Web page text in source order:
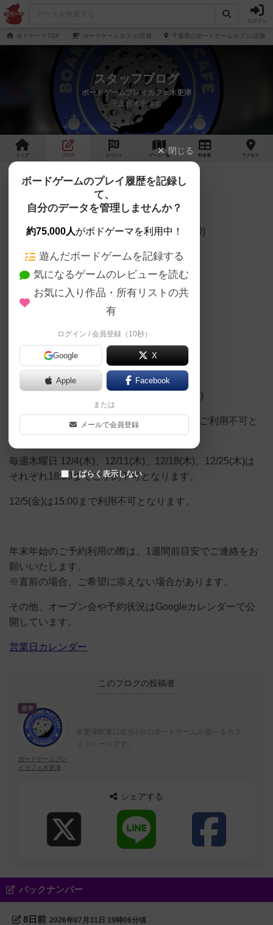
ログイン
ボドゲーマTOP ボードゲームカフェ/店舗 千葉県のボードゲームカフェ/店舗
スタッフブログ
ボードゲームプレイカフェ木更津
千葉県木更津市
トップ ブログ イベント ゲーム一覧 料金 表 アクセス
2025年12月の営業日
2025年12月の営業日のご連絡です。
通常営業日(13:00～22:00,Last in ～20:00)
12/5(金) 15:00～ ,12/6(土)
12/12(金),1/13(土)
12/26(金),12/27(土)
休業日
12/1(月),12/8(月),12/9(火),12/10(水),12/14(日)
12/20(土),12/21(日)は貸し切りのためその他ご利用不可と
なります。
毎週木曜日 12/4(木)、12/11(木)、12/18(木)、12/25(木)は
それぞれ18:30までご予約不可となります。
12/5(金)は15:00まで利用不可となります。
年末年始のご予約利用の際は、1週間前目安でご連絡をお
願いいたします。
※直前の場合、ご希望に添えない場合があります。
その他、オープン会や予約状況はGoogleカレンダーで公
開しています。
営業日カレンダー
このブログの投稿者
皇帝
ボードゲームプレ
イカフェ木更津
木更津駅東口徒歩2分のボードゲームが遊べるカフ
ェスペースです。
シェアする
バックナンバー
8日前 2026年07月31日 19時06分頃
閉じる
ボードゲームのプレイ履歴を記録し
て、
自分のデータを管理しませんか？
約75,000人がボドゲーマを利用中！
遊んだボードゲームを記録する
気になるゲームのレビューを読む
お気に入り作品・所有リストの共
有
ログイン / 会員登録（10秒）
Google X
Apple Facebook
または
メールで会員登録
しばらく表示しない